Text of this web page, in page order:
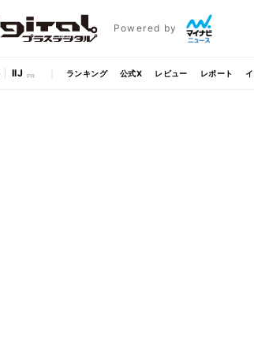
Powered by
IIJ ランキング 公式X レビュー レポート